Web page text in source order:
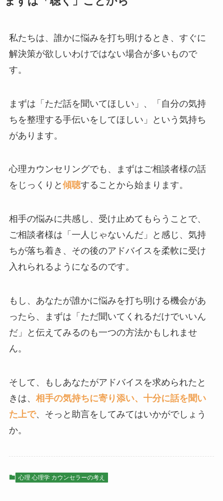
私たちは、誰かに悩みを打ち明けるとき、すぐに
解決策が欲しいわけではない場合が多いもので
す。
まずは「ただ話を聞いてほしい」、「自分の気持
ちを整理する手伝いをしてほしい」という気持ち
があります。
心理カウンセリングでも、まずはご相談者様の話
をじっくりと 傾聴することから始まります。
相手の悩みに共感し、受け止めてもらうことで、
ご相談者様は「一人じゃないんだ」と感じ、気持
ちが落ち着き、その後のアドバイスを柔軟に受け
入れられるようになるのです。
もし、あなたが誰かに悩みを打ち明ける機会があ
ったら、まずは「ただ聞いてくれるだけでいいん
だ」と伝えてみるのも一つの方法かもしれませ
ん。
そして、もしあなたがアドバイスを求められたと
きは、 相手の気持ちに寄り添い、十分に話を聞い
た上で、そっと助言をしてみてはいかがでしょう
か。
心理 心理学 カウンセラーの考え